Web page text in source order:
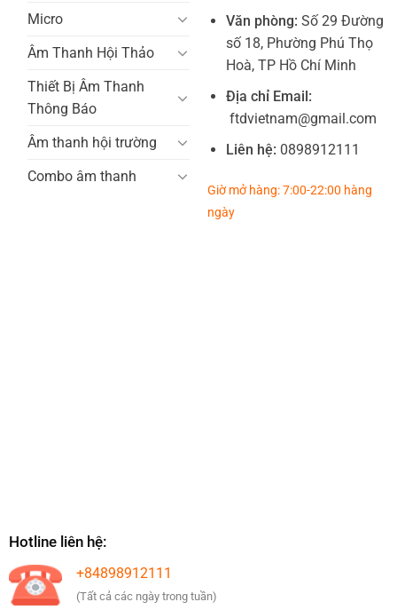
Micro
Âm Thanh Hội Thảo
Thiết Bị Âm Thanh
Thông Báo
Âm thanh hội trường
Combo âm thanh
Văn phòng: Số 29 Đường
số 18, Phường Phú Thọ
Hoà, TP Hồ Chí Minh
Địa chỉ Email:
ftdvietnam@gmail.com
Liên hệ: 0898912111
Giờ mở hàng: 7:00-22:00 hàng
ngày
Hotline liên hệ:
+84898912111
(Tất cả các ngày trong tuần)